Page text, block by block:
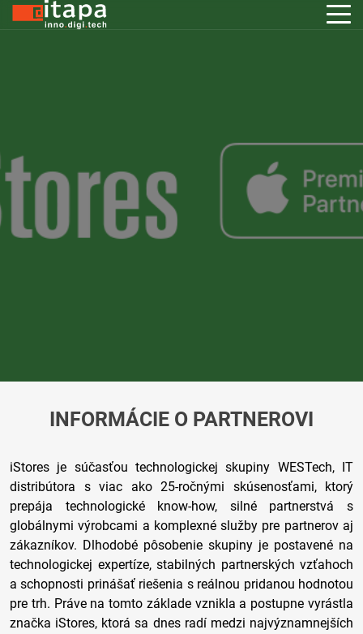
INFORMÁCIE O PARTNEROVI
iStores je súčasťou technologickej skupiny WESTech, IT
distribútora s viac ako 25-ročnými skúsenosťami, ktorý
prepája technologické know-how, silné partnerstvá s
globálnymi výrobcami a komplexné služby pre partnerov aj
zákazníkov. Dlhodobé pôsobenie skupiny je postavené na
technologickej expertíze, stabilných partnerských vzťahoch
a schopnosti prinášať riešenia s reálnou pridanou hodnotou
pre trh. Práve na tomto základe vznikla a postupne vyrástla
značka iStores, ktorá sa dnes radí medzi najvýznamnejších